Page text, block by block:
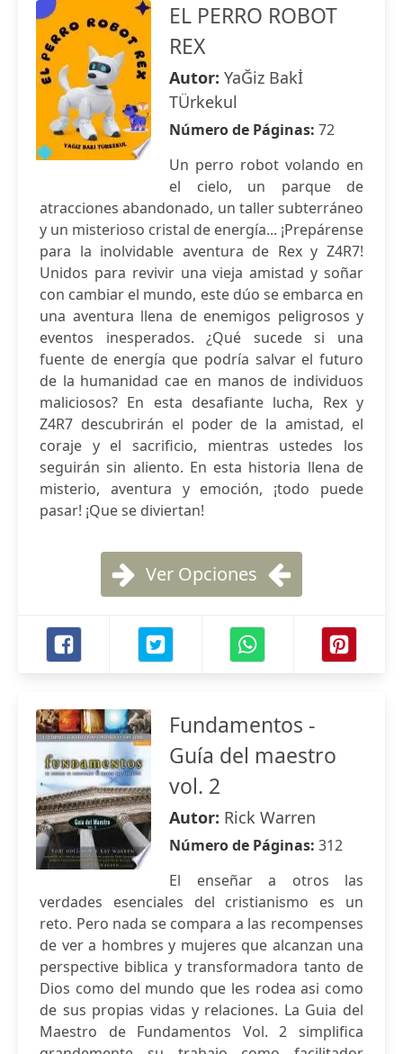
EL PERRO ROBOT
REX
Autor: YaĞiz Bakİ
TÜrkekul
Número de Páginas: 72
Un perro robot volando en
el cielo, un parque de
atracciones abandonado, un taller subterráneo
y un misterioso cristal de energía... ¡Prepárense
para la inolvidable aventura de Rex y Z4R7!
Unidos para revivir una vieja amistad y soñar
con cambiar el mundo, este dúo se embarca en
una aventura llena de enemigos peligrosos y
eventos inesperados. ¿Qué sucede si una
fuente de energía que podría salvar el futuro
de la humanidad cae en manos de individuos
maliciosos? En esta desafiante lucha, Rex y
Z4R7 descubrirán el poder de la amistad, el
coraje y el sacrificio, mientras ustedes los
seguirán sin aliento. En esta historia llena de
misterio, aventura y emoción, ¡todo puede
pasar! ¡Que se diviertan!
Ver Opciones
Fundamentos -
Guía del maestro
vol. 2
Autor: Rick Warren
Número de Páginas: 312
El enseñar a otros las
verdades esenciales del cristianismo es un
reto. Pero nada se compara a las recompenses
de ver a hombres y mujeres que alcanzan una
perspective biblica y transformadora tanto de
Dios como del mundo que les rodea asi como
de sus propias vidas y relaciones. La Guia del
Maestro de Fundamentos Vol. 2 simplifica